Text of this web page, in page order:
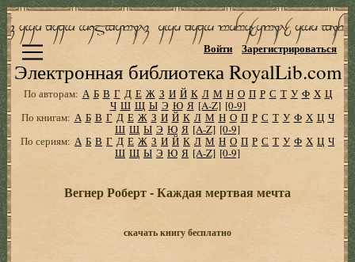
Электронная библиотека RoyalLib.com
Войти Зарегистрироваться
По авторам: А Б В Г Д Е Ж З И Й К Л М Н О П Р С Т У Ф Х Ц
Ч Ш Щ Ы Э Ю Я [A-Z] [0-9]
По книгам: А Б В Г Д Е Ж З И Й К Л М Н О П Р С Т У Ф Х Ц Ч
Ш Щ Ы Э Ю Я [A-Z] [0-9]
По сериям: А Б В Г Д Е Ж З И Й К Л М Н О П Р С Т У Ф Х Ц Ч
Ш Щ Ы Э Ю Я [A-Z] [0-9]
Вегнер Роберт - Каждая мертвая мечта
скачать книгу бесплатно